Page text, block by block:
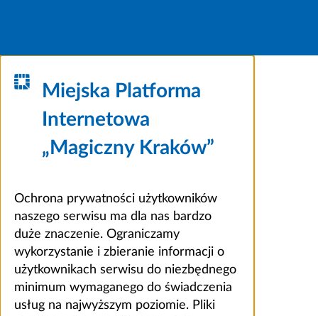
Miejska Platforma
Internetowa
„Magiczny Kraków”
Ochrona prywatności użytkowników
naszego serwisu ma dla nas bardzo
duże znaczenie. Ograniczamy
wykorzystanie i zbieranie informacji o
użytkownikach serwisu do niezbędnego
minimum wymaganego do świadczenia
usług na najwyższym poziomie. Pliki